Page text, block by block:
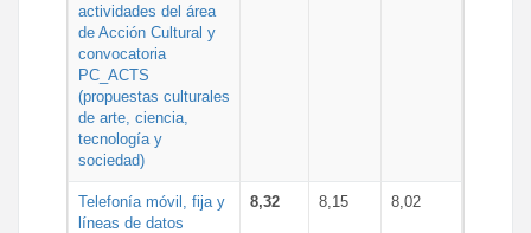
actividades del área
de Acción Cultural y
convocatoria
PC_ACTS
(propuestas culturales
de arte, ciencia,
tecnología y
sociedad)
Telefonía móvil, fija y
líneas de datos
8,32 8,15 8,02